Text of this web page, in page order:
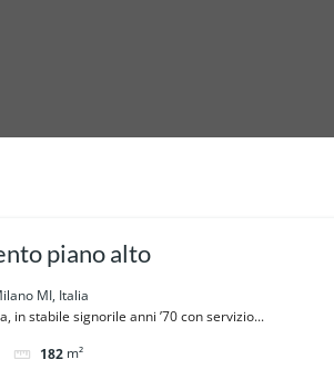
piano alto
MI, Italia
in stabile signorile anni ’70 con servizio...
182 m²